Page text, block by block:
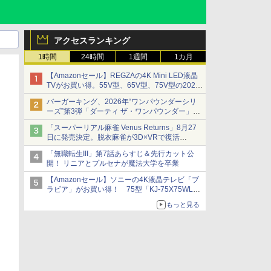
アクセスランキング
1時間 24時間 1週間 1カ月
【Amazonセール】REGZAの4K Mini LED液晶
TVがお買い得。55V型、65V型、75V型の2026
年モデルがラインナップ
バーガーキング、2026年“ワンパウンダーシリ
ーズ”第3弾「ダーティ ザ・ワンパウンダー」を
8月7日発売
「特製ガーリックマヨソース」を使用した超大
型チーズバーガー
「スーパーリアル麻雀 Venus Returns」8月27
日に発売決定。脱衣麻雀が3D×VRで復活
発売から2週間は20%オフになるセールが実施
「無職転生III」第7話あらすじ＆先行カット公
開！ リニアとプルセナが魔法大学を卒業
【Amazonセール】ソニーの4K液晶テレビ「ブ
ラビア」がお買い得！ 75型「KJ-75X75WL」
もっと見る